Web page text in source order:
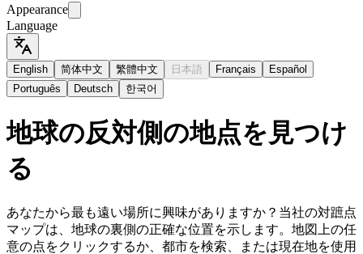
Appearance
Language
English 简体中文 繁體中文 日本語 Français
Español
Português
Deutsch 한국어
地球の反対側の地点を見つけ
る
あなたから最も遠い場所に興味がありますか？当社の対蹠点
マップは、地球の裏側の正確な位置を示します。地図上の任
意の点をクリックするか、都市を検索、または現在地を使用